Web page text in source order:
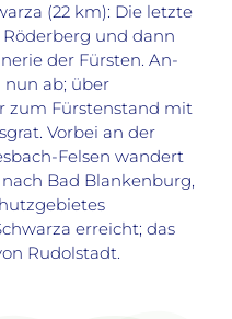
(22 km): Die letzte
und dann
der Fürsten. An-
nun ab; über
zum Fürstenstand mit
Vorbei an der
Felsen wandert
Bad Blankenburg,
erreicht; das
Rudolstadt.